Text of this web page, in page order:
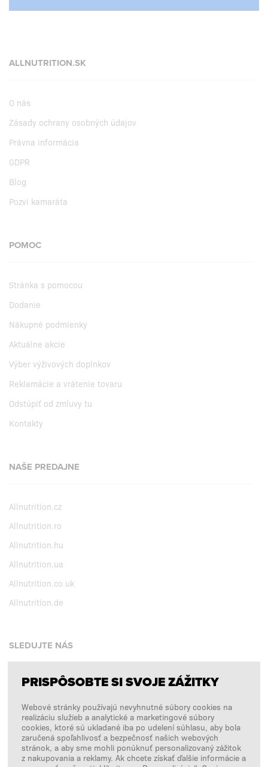
ALLNUTRITION.SK
O nás
Zásady ochrany osobných údajov
Právna informácia
GDPR
Blog
Pozvi kamaráta
POMOC
Stránka s pomocou
Dodanie
Nákupné podmienky
Aktuálne akcie
Výber výživových doplnkov
Reklamácie a vrátenie tovaru
Odstúpiť od zmluvy tu
Kontakty
NAŠE PREDAJNE
Allnutrition.cz
Allnutrition.ro
Allnutrition.hu
Allnutrition.ua
Allnutrition.co.uk
Allnutrition.de
SLEDUJTE NÁS
Facebook
Instagram
Copyright © 2026 SFD S. A.
PRISPÔSOBTE SI SVOJE ZÁŽITKY
Webové stránky používajú nevyhnutné súbory cookies na
realizáciu služieb a analytické a marketingové súbory
cookies, ktoré sú ukladané iba po udelení súhlasu, aby bola
zaručená spoľahlivosť a bezpečnosť našich webových
stránok, a aby sme mohli ponúknuť personalizovaný zážitok
z nakupovania a reklamy. Ak chcete získať ďalšie informácie a